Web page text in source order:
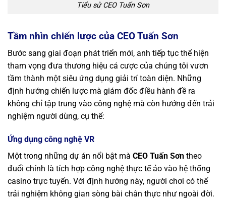
Tiểu sử CEO Tuấn Sơn
Tầm nhìn chiến lược của CEO Tuấn Sơn
Bước sang giai đoạn phát triển mới, anh tiếp tục thể hiện
tham vọng đưa thương hiệu cá cược của chúng tôi vươn
tầm thành một siêu ứng dụng giải trí toàn diện. Những
định hướng chiến lược mà giám đốc điều hành đề ra
không chỉ tập trung vào công nghệ mà còn hướng đến trải
nghiệm người dùng, cụ thể:
Ứng dụng công nghệ VR
Một trong những dự án nổi bật mà CEO Tuấn Sơn theo
đuổi chính là tích hợp công nghệ thực tế ảo vào hệ thống
casino trực tuyến. Với định hướng này, người chơi có thể
trải nghiệm không gian sòng bài chân thực như ngoài đời.